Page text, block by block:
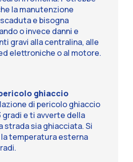
la manutenzione
e bisogna
o invece danni e
gravi alla centralina, alle
elettroniche o al motore.
ghiaccio
di pericolo ghiaccio
gradi e ti avverte della
strada sia ghiacciata. Si
temperatura esterna